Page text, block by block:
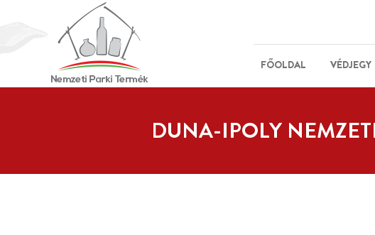
FŐOLDAL VÉDJEGY
DUNA-IPOLY